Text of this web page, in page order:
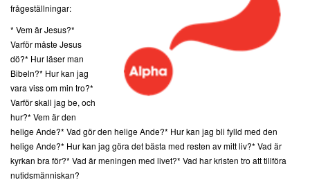
frågeställningar:
* Vem är Jesus?*
Varför måste Jesus
dö?* Hur läser man
Bibeln?* Hur kan jag
vara viss om min tro?*
Varför skall jag be, och
hur?* Vem är den
helige Ande?* Vad gör den helige Ande?* Hur kan jag bli fylld med den
helige Ande?* Hur kan jag göra det bästa med resten av mitt liv?* Vad är
kyrkan bra för?* Vad är meningen med livet?* Vad har kristen tro att tillföra
nutidsmänniskan?